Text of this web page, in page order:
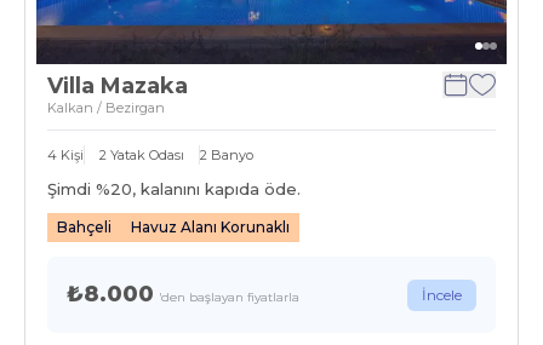
Villa Mazaka
Kalkan / Bezirgan
4 Kişi 2 Yatak Odası 2 Banyo
Şimdi %20, kalanını kapıda öde.
Bahçeli Havuz Alanı Korunaklı
₺8.000 'den başlayan fiyatlarla İncele